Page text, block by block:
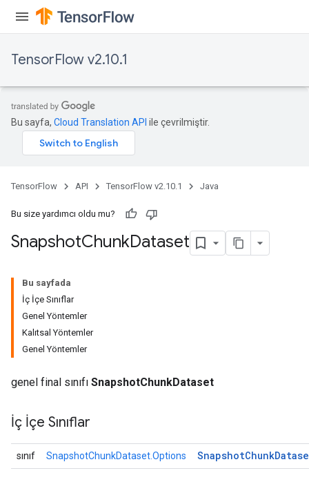
TensorFlow v2.10.1
Bu sayfa, Cloud Translation API ile çevrilmiştir.
TensorFlow API TensorFlow v2.10.1 Java
Bu size yardımcı oldu mu?
SnapshotChunkDataset
Bu sayfada
İç İçe Sınıflar
Genel Yöntemler
Kalıtsal Yöntemler
Genel Yöntemler
genel final sınıfı SnapshotChunkDataset
İç İçe Sınıflar
sınıf SnapshotChunkDataset.Options SnapshotChunk